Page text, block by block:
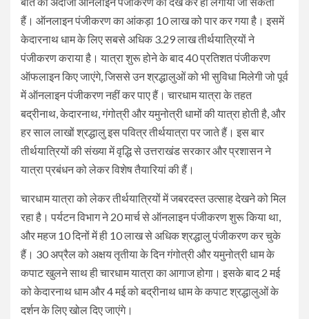
हैं। ऑनलाइन पंजीकरण का आंकड़ा 10 लाख को पार कर गया है। इसमें
केदारनाथ धाम के लिए सबसे अधिक 3.29 लाख तीर्थयात्रियों ने
पंजीकरण कराया है। यात्रा शुरू होने के बाद 40 प्रतिशत पंजीकरण
ऑफलाइन किए जाएंगे, जिससे उन श्रद्धालुओं को भी सुविधा मिलेगी जो पूर्व
में ऑनलाइन पंजीकरण नहीं कर पाए हैं। चारधाम यात्रा के तहत
बद्रीनाथ, केदारनाथ, गंगोत्री और यमुनोत्री धामों की यात्रा होती है, और
हर साल लाखों श्रद्धालु इस पवित्र तीर्थयात्रा पर जाते हैं। इस बार
तीर्थयात्रियों की संख्या में वृद्धि से उत्तराखंड सरकार और प्रशासन ने
यात्रा प्रबंधन को लेकर विशेष तैयारियां की हैं।
चारधाम यात्रा को लेकर तीर्थयात्रियों में जबरदस्त उत्साह देखने को मिल
रहा है। पर्यटन विभाग ने 20 मार्च से ऑनलाइन पंजीकरण शुरू किया था,
और महज 10 दिनों में ही 10 लाख से अधिक श्रद्धालु पंजीकरण कर चुके
हैं। 30 अप्रैल को अक्षय तृतीया के दिन गंगोत्री और यमुनोत्री धाम के
कपाट खुलने साथ ही चारधाम यात्रा का आगाज होगा। इसके बाद 2 मई
को केदारनाथ धाम और 4 मई को बद्रीनाथ धाम के कपाट श्रद्धालुओं के
दर्शन के लिए खोल दिए जाएंगे।